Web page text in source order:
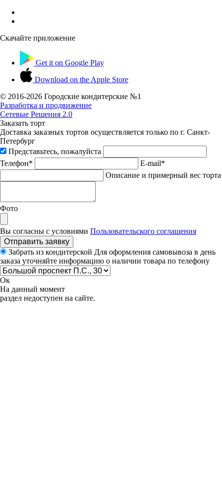
Скачайте приложение
Get it on Google Play
Download on the Apple Store
© 2016-2026 Городские кондитерские №1
Разработка и продвижение
Сетевые Решения 2.0
Заказать торт
Доставка заказных тортов осуществляется только по г. Санкт-
Петербург
Представьтесь, пожалуйста
Телефон*
E-mail*
Описание и примерный вес торта
Фото
Вы согласны с условиями Пользовательского соглашения
Отправить заявку
Забрать из кондитерской Для оформления самовывоза в день
заказа уточняйте информацию о наличии товара по телефону
Ок
На данный момент
раздел недоступен на сайте.